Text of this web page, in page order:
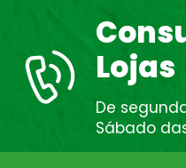
Lojas
De
Sábado